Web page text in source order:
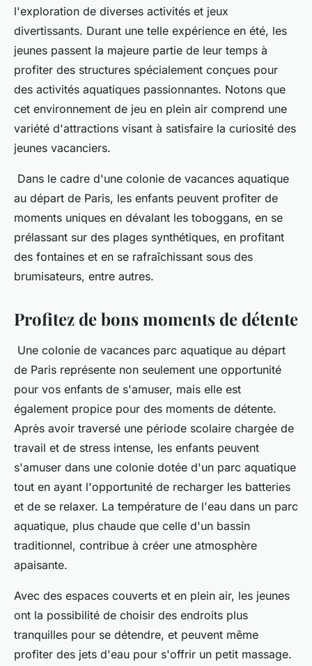
l'exploration de diverses activités et jeux
divertissants. Durant une telle expérience en été, les
jeunes passent la majeure partie de leur temps à
profiter des structures spécialement conçues pour
des activités aquatiques passionnantes. Notons que
cet environnement de jeu en plein air comprend une
variété d'attractions visant à satisfaire la curiosité des
jeunes vacanciers.
Dans le cadre d'une colonie de vacances aquatique
au départ de Paris, les enfants peuvent profiter de
moments uniques en dévalant les toboggans, en se
prélassant sur des plages synthétiques, en profitant
des fontaines et en se rafraîchissant sous des
brumisateurs, entre autres.
Profitez de bons moments de détente
Une colonie de vacances parc aquatique au départ
de Paris représente non seulement une opportunité
pour vos enfants de s'amuser, mais elle est
également propice pour des moments de détente.
Après avoir traversé une période scolaire chargée de
travail et de stress intense, les enfants peuvent
s'amuser dans une colonie dotée d'un parc aquatique
tout en ayant l'opportunité de recharger les batteries
et de se relaxer. La température de l'eau dans un parc
aquatique, plus chaude que celle d'un bassin
traditionnel, contribue à créer une atmosphère
apaisante.
Avec des espaces couverts et en plein air, les jeunes
ont la possibilité de choisir des endroits plus
tranquilles pour se détendre, et peuvent même
profiter des jets d'eau pour s'offrir un petit massage.